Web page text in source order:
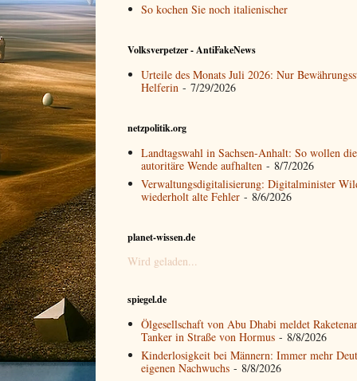
So kochen Sie noch italienischer
Volksverpetzer - AntiFakeNews
Urteile des Monats Juli 2026: Nur
Helferin - 7/29/2026
netzpolitik.org
Landtagswahl in Sachsen-Anhalt: So wollen
autoritäre Wende aufhalten - 8/7/2026
Verwaltungsdigitalisierung: Digitalminister
wiederholt alte Fehler - 8/6/2026
planet-wissen.de
Wird geladen...
spiegel.de
Ölgesellschaft von Abu Dhabi meldet
Tanker in Straße von Hormus - 8/8/2026
Kinderlosigkeit bei Männern: Immer mehr
eigenen Nachwuchs - 8/8/2026